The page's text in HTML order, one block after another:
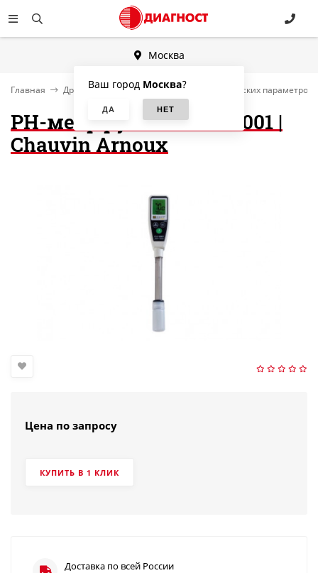
Москва
Ваш город Москва?
Главная Другие категории Измерители физических параметров
PH-метр ручной C.A 10001 |
Chauvin Arnoux
Цена по запросу
КУПИТЬ В 1 КЛИК
Доставка по всей России